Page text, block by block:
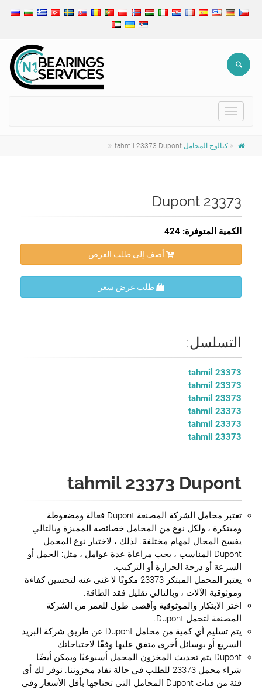
Toggle
كتالوج المحامل tahmil 23373 Dupont
23373 Dupont
الكمية المتوفرة: 424
أضف إلى طلب العرض
طلب عرض سعر
التسلسل:
tahmil 23373
tahmil 23373
tahmil 23373
tahmil 23373
tahmil 23373
tahmil 23373
tahmil 23373 Dupont
تعتبر محامل الشركة المصنعة Dupont فعالة ومضغوطة
ومبتكرة ، ولكل نوع من المحامل خصائصه المميزة وبالتالي
يفسح المجال لمهام مختلفة. لذلك ، لاختيار نوع المحمل
Dupont المناسب ، يجب مراعاة عدة عوامل ، مثل: الحمل أو
السرعة أو درجة الحرارة أو التركيب.
يعتبر المحمل المبتكر 23373 مكونًا لا غنى عنه لتحسين كفاءة
وموثوقية الآلات ، وبالتالي تقليل فقد الطاقة.
اختر الابتكار والموثوقية وأقصى طول للعمر من الشركة
المصنعة لتحمل Dupont.
يتم تسليم أي كمية من محامل Dupont عن طريق شركة البريد
السريع أو بوسائل أخرى متفق عليها وفقًا لاحتياجاتك.
Dupont يتم تحديث المخزون المحمل أسبوعيًا ويمكن أيضًا
شراء محمل 23373 للطلب في حالة نفاد مخزوننا. نوفر لك أي
فئة من فئات Dupont المحامل التي تحتاجها بأقل الأسعار وفي